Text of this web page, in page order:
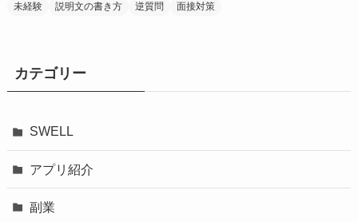
未経験
説明文の書き方 逆質問 面接対策
カテゴリー
SWELL
アプリ紹介
副業